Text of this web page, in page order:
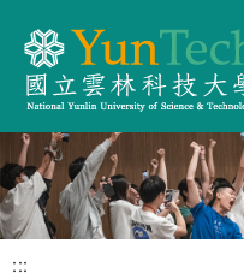
:::